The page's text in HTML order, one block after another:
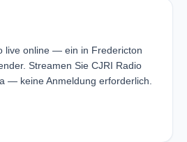
live online — ein in Fredericton
Streamen Sie CJRI Radio
— keine Anmeldung erforderlich.